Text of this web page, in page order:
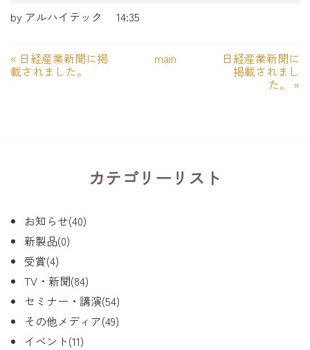
by アルハイテック 14:35
« 日経産業新聞に掲
載されました。
main 日経産業新聞に
掲載されまし
た。 »
カテゴリーリスト
お知らせ(40)
新製品(0)
受賞(4)
TV・新聞(84)
セミナー・講演(54)
その他メディア(49)
イベント(11)